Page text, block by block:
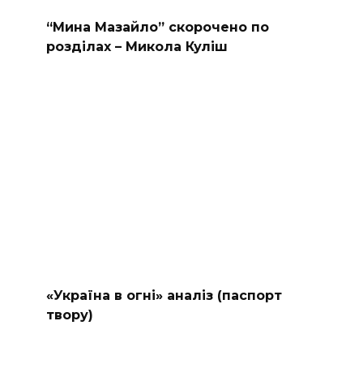
“Мина Мазайло” скорочено по
розділах – Микола Куліш
«Україна в огні» аналіз (паспорт
твору)